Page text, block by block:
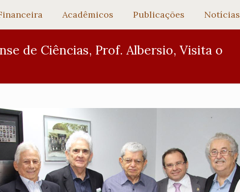
Acadêmicos Publicações Notícias
de Ciências, Prof. Albersio, Visita o